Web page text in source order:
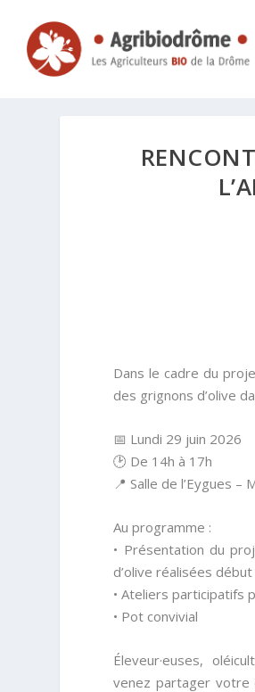
Dans le cadre du
des grignons d’olive
📅 Lundi 29 juin 2026
🕑 De 14h à 17h
📍 Salle de l’Eygues
Au programme :
• Présentation du
d’olive réalisées
• Ateliers participatifs
• Pot convivial
Éleveur·euses,
venez partager votre